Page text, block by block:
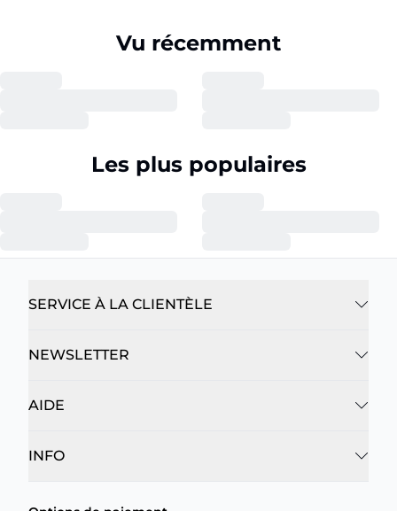
Vu récemment
Les plus populaires
SERVICE À LA CLIENTÈLE
NEWSLETTER
AIDE
INFO